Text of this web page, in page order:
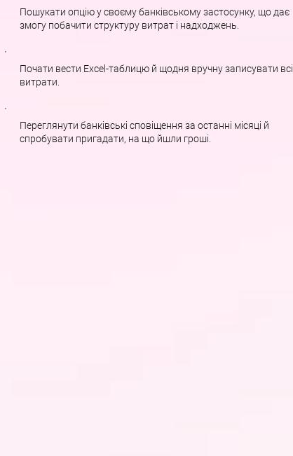
Пошукати опцію у своєму банківському застосунку, що дає
змогу побачити структуру витрат і надходжень.
Почати вести Excel-таблицю й щодня вручну записувати всі
витрати.
Переглянути банківські сповіщення за останні місяці й
спробувати пригадати, на що йшли гроші.